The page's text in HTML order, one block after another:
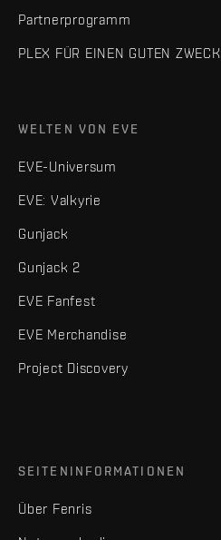
Partnerprogramm
PLEX FÜR EINEN GUTEN ZWECK
WELTEN VON EVE
EVE-Universum
EVE: Valkyrie
Gunjack
Gunjack 2
EVE Fanfest
EVE Merchandise
Project Discovery
SEITENINFORMATIONEN
Über Fenris